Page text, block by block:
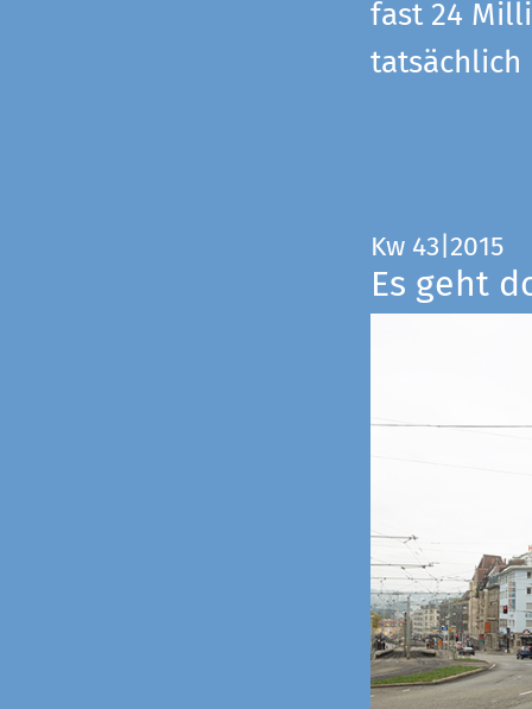
fast 24
tatsächlich
Kw 43|2015
Es geht